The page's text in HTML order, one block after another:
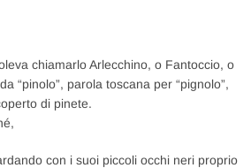
chiamarlo Arlecchino, o Fantoccio, o
“pinolo”, parola toscana per “pignolo”,
di pinete.
con i suoi piccoli occhi neri proprio